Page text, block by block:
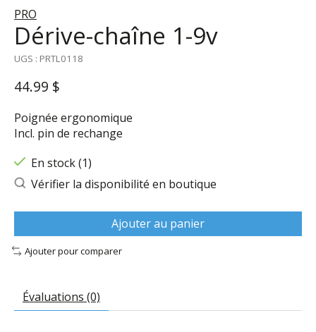
PRO
Dérive-chaîne 1-9v
UGS : PRTL0118
44.99 $
Poignée ergonomique
Incl. pin de rechange
En stock (1)
Vérifier la disponibilité en boutique
Ajouter au panier
Ajouter pour comparer
Évaluations (0)